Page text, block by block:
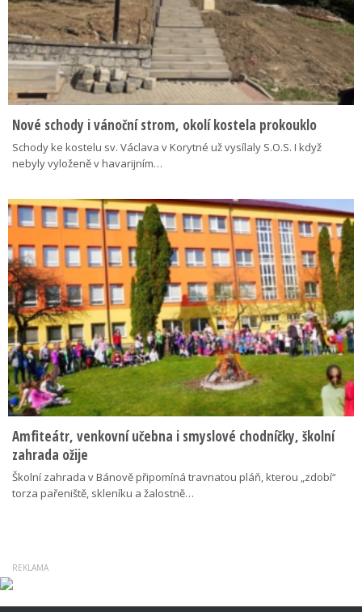
Nové schody i vánoční strom, okolí kostela prokouklo
Schody ke kostelu sv. Václava v Korytné už vysílaly S.O.S. I když
nebyly vyloženě v havarijním…
Amfiteátr, venkovní učebna i smyslové chodníčky, školní
zahrada ožije
Školní zahrada v Bánově připomíná travnatou pláň, kterou „zdobí“
torza pařeniště, skleníku a žalostně…